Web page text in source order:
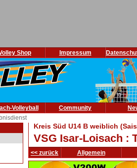
Shop Impressum
Volleyball Community
Kreis Süd U14 B weiblich
VSG Isar-Loisach :
<< zurück Allgemein